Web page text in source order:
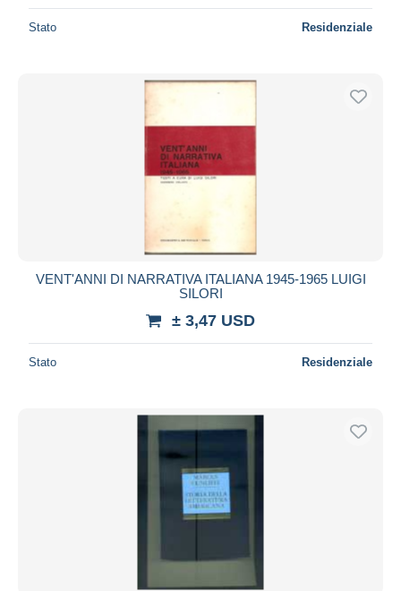
Stato Residenziale
VENT'ANNI DI NARRATIVA ITALIANA 1945-1965 LUIGI
SILORI
± 3,47 USD
Stato Residenziale